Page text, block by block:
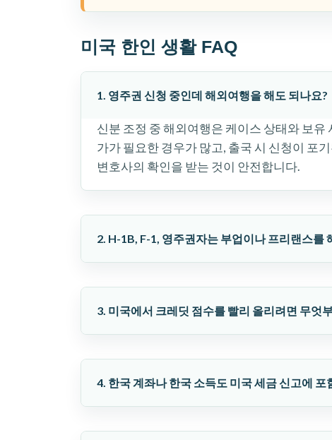
미국 한인 생활 FAQ
1. 영주권 신청 중인데 해외여행을 해도 되나요?
신분 조정 중 해외여행은 케이스 상태와 보
가가 필요한 경우가 많고, 출국 시 신청이 포
변호사의 확인을 받는 것이 안전합니다.
2. H-1B, F-1, 영주권자는 부업이나 프리랜스를
3. 미국에서 크레딧 점수를 빨리 올리려면 무엇
4. 한국 계좌나 한국 소득도 미국 세금 신고에 포